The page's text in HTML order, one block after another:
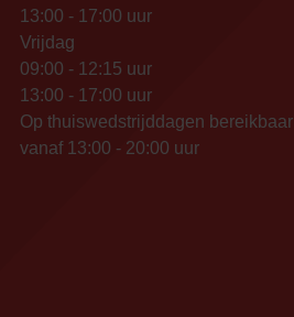
13:00 - 17:00 uur
Vrijdag
09:00 - 12:15 uur
13:00 - 17:00 uur
Op thuiswedstrijddagen bereikbaar
vanaf 13:00 - 20:00 uur